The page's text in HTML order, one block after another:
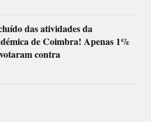
das atividades da
de Coimbra! Apenas 1%
contra